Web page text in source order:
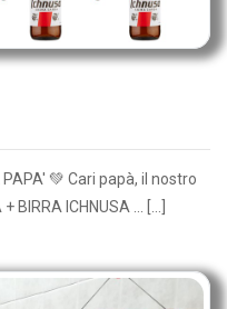
💚 Cari papà, il nostro
ICHNUSA ... […]